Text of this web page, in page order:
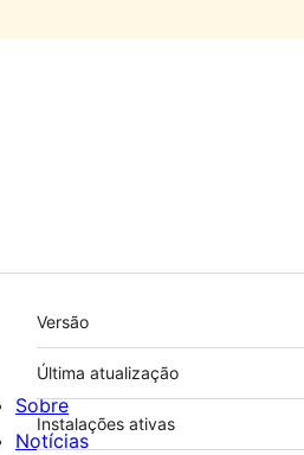
Meta
Versão
Última atualização
Instalações ativas
Sobre
Notícias